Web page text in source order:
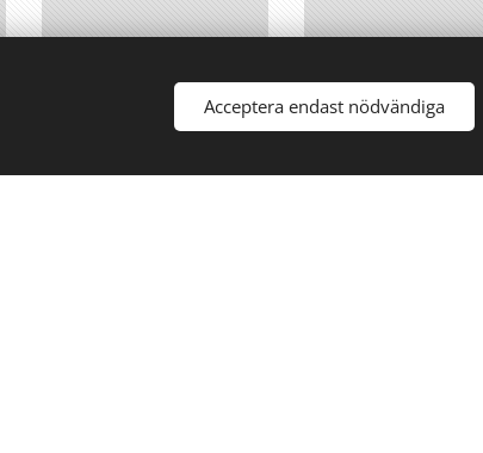
Volvo Penta Fläkt
(843517)
0,00kr
Volvo Penta
Reglagekabel
(1140201)
Acceptera endast nödvändiga